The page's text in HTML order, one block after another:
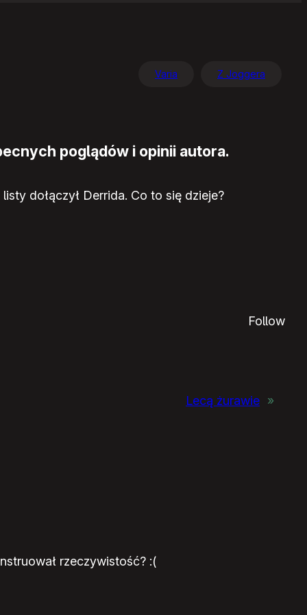
Varia Z Joggera
poglądów i opinii autora.
dołączył Derrida. Co to się dzieje?
Follow
Lecą żurawie »
rzeczywistość? :(